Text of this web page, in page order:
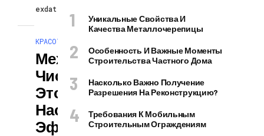
exdat
КРАСОТА И ЗДОРОВЬЕ
Механическая
Чистка Лица: Что
Это Такое И
Насколько Она
Эффективна
Уникальные Свойства И
Качества Металлочерепицы
Особенность И Важные Моменты
Строительства Частного Дома
Насколько Важно Получение
Разрешения На Реконструкцию?
Требования К Мобильным
Строительным Ограждениям